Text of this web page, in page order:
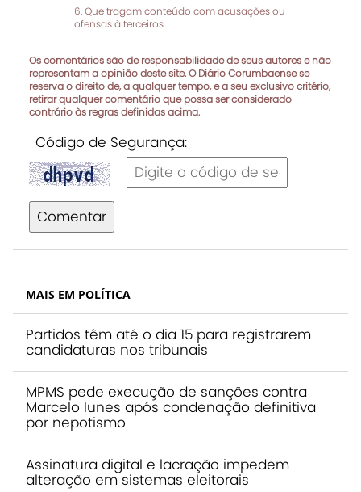
Que tragam conteúdo com acusações ou
ofensas à terceiros
Os comentários são de responsabilidade de seus autores e não
representam a opinião deste site. O Diário Corumbaense se
reserva o direito de, a qualquer tempo, e a seu exclusivo critério,
retirar qualquer comentário que possa ser considerado
contrário às regras definidas acima.
Código de Segurança:
Comentar
MAIS EM POLÍTICA
Partidos têm até o dia 15 para registrarem
candidaturas nos tribunais
MPMS pede execução de sanções contra
Marcelo Iunes após condenação definitiva
por nepotismo
Assinatura digital e lacração impedem
alteração em sistemas eleitorais